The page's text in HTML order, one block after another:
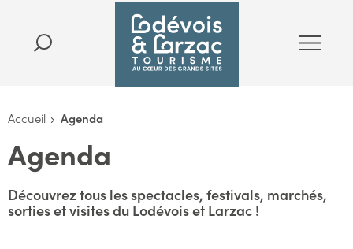
Accueil Agenda
Agenda
Découvrez tous les spectacles, festivals, marchés,
sorties et visites du Lodévois et Larzac !